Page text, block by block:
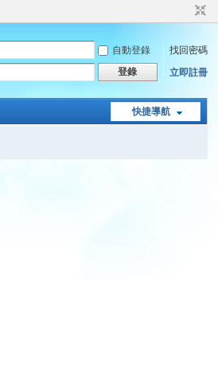
自動登錄
找回密碼
登錄 立即註冊
快捷導航